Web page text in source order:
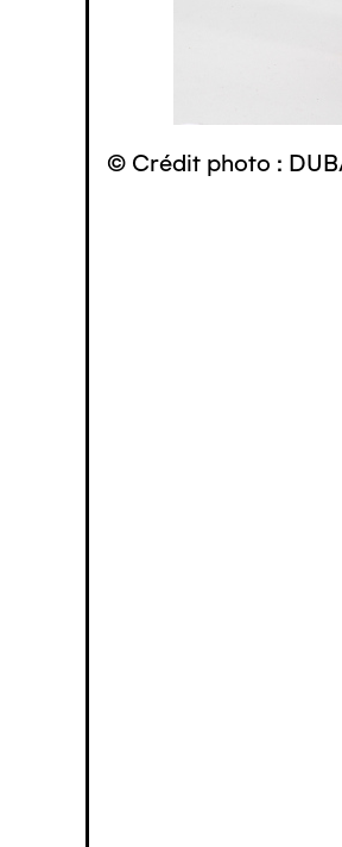
© Crédit photo :